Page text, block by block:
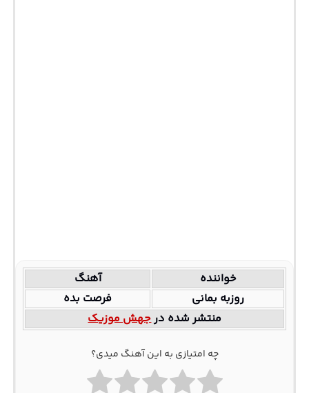
خواننده
آهنگ
روزبه بمانی
فرصت بده
منتشر شده درجهش موزیک
چه امتیازی به این آهنگ میدی؟